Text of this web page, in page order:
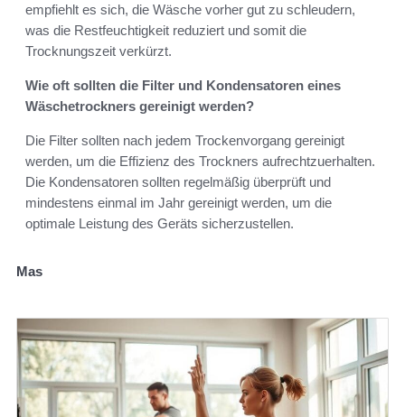
empfiehlt es sich, die Wäsche vorher gut zu schleudern,
was die Restfeuchtigkeit reduziert und somit die
Trocknungszeit verkürzt.
Wie oft sollten die Filter und Kondensatoren eines
Wäschetrockners gereinigt werden?
Die Filter sollten nach jedem Trockenvorgang gereinigt
werden, um die Effizienz des Trockners aufrechtzuerhalten.
Die Kondensatoren sollten regelmäßig überprüft und
mindestens einmal im Jahr gereinigt werden, um die
optimale Leistung des Geräts sicherzustellen.
Mas